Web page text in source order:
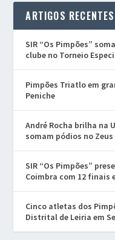
ARTIGOS RECENTES
SIR “Os Pimpões”
clube no Torneio
Pimpões Triatlo em
Peniche
André Rocha brilha na
somam pódios no Zeus
SIR “Os Pimpões”
Coimbra com 12 finais
Cinco atletas dos
Distrital de Leiria em